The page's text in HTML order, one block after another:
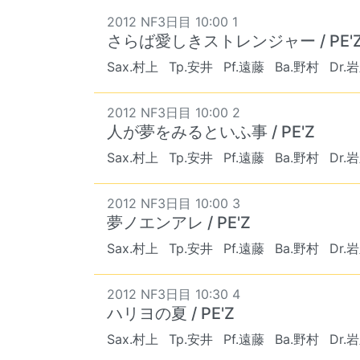
2012 NF3日目 10:00 1
さらば愛しきストレンジャー /
Sax.村上 Tp.安井 Pf.遠藤 Ba.野村 Dr.
2012 NF3日目 10:00 2
人が夢をみるといふ事 / PE'Z
Sax.村上 Tp.安井 Pf.遠藤 Ba.野村 Dr.
2012 NF3日目 10:00 3
夢ノエンアレ / PE'Z
Sax.村上 Tp.安井 Pf.遠藤 Ba.野村 Dr.
2012 NF3日目 10:30 4
ハリヨの夏 / PE'Z
Sax.村上 Tp.安井 Pf.遠藤 Ba.野村 Dr.